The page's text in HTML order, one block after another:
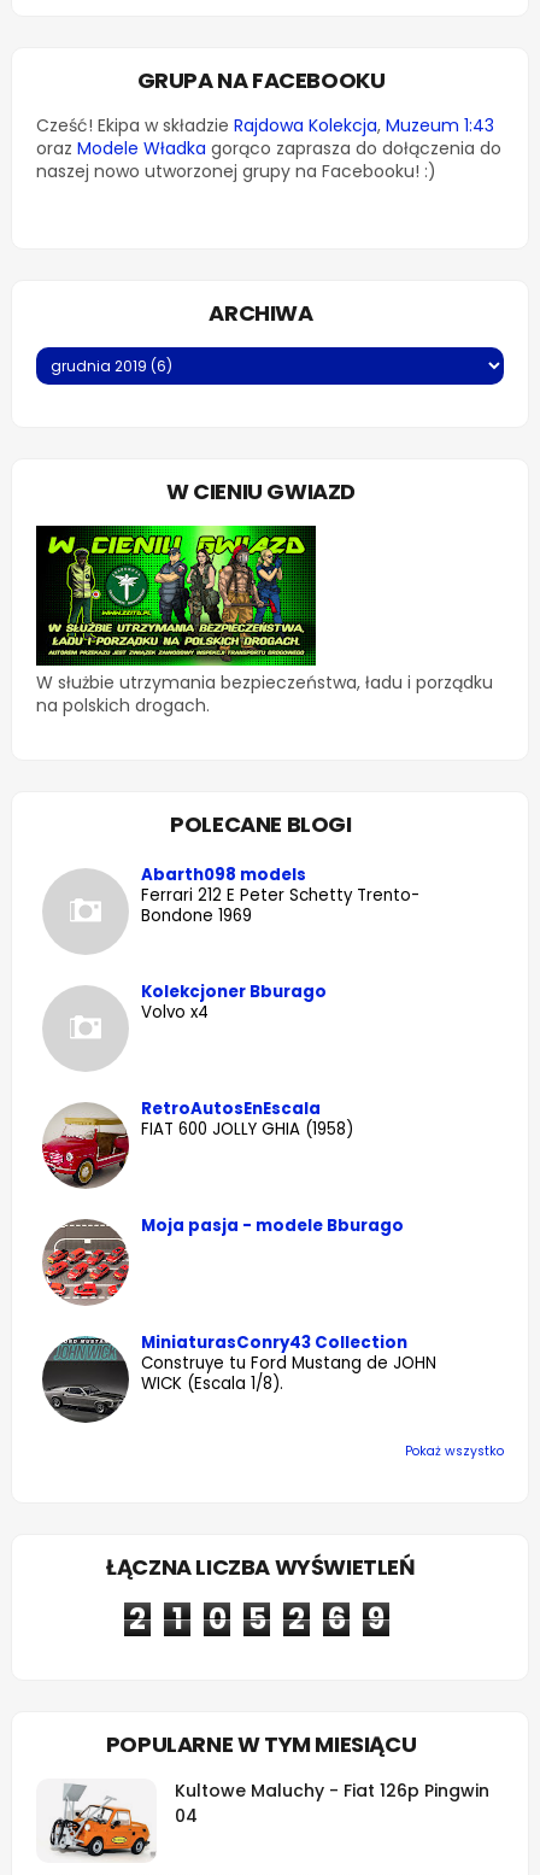
GRUPA NA FACEBOOKU
Cześć! Ekipa w składzie Rajdowa Kolekcja, Muzeum 1:43
oraz Modele Władka gorąco zaprasza do dołączenia do
naszej nowo utworzonej grupy na Facebooku! :)
ARCHIWA
W CIENIU GWIAZD
W służbie utrzymania bezpieczeństwa, ładu i porządku
na polskich drogach.
POLECANE BLOGI
Abarth098 models
Ferrari 212 E Peter Schetty Trento-
Bondone 1969
Kolekcjoner Bburago
Volvo x4
RetroAutosEnEscala
FIAT 600 JOLLY GHIA (1958)
Moja pasja - modele Bburago
MiniaturasConry43 Collection
Construye tu Ford Mustang de JOHN
WICK (Escala 1/8).
Pokaż wszystko
ŁĄCZNA LICZBA WYŚWIETLEŃ
2 1 0 5 2 6 9
POPULARNE W TYM MIESIĄCU
Kultowe Maluchy - Fiat 126p Pingwin
04